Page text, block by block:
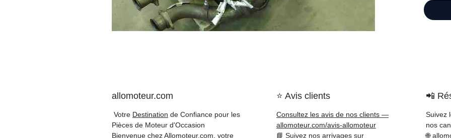
allomoteur.com
Votre Destination de Confiance pour les
Pièces de Moteur d'Occasion
Bienvenue chez Allomoteur.com, votre
⭐ Avis clients
Consultez les avis de nos clients —
allomoteur.com/avis-allomoteur
📘 Suivez nos arrivages sur
📲
Suivez
nos
🌐